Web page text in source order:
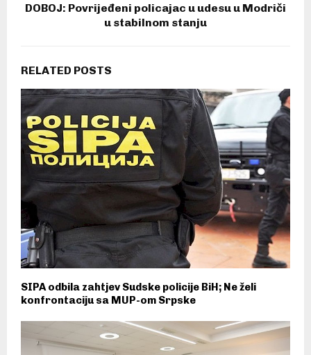
DOBOJ: Povrijeđeni policajac u udesu u Modriči
u stabilnom stanju
RELATED POSTS
SIPA odbila zahtjev Sudske policije BiH; Ne želi
konfrontaciju sa MUP-om Srpske